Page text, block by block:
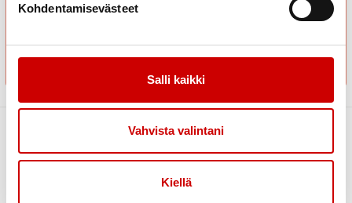
Kohdentamisevästeet
Salli kaikki
Vahvista valintani
Kiellä
Link to instagram
Link to youtube